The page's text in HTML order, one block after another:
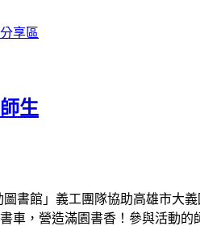
享區
生
圖書館」義工團隊協助高雄市大
車，營造滿園書香！參與活動